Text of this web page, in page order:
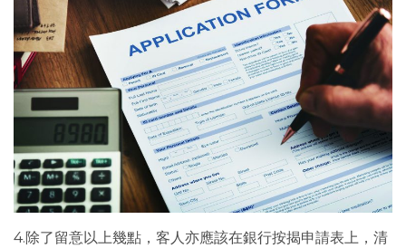
4.除了留意以上幾點，客人亦應該在銀行按揭申請表上，清